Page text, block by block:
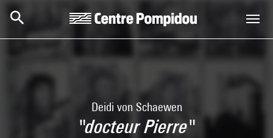
Skip to main content
Deidi von Schaewen
"docteur Pierre"